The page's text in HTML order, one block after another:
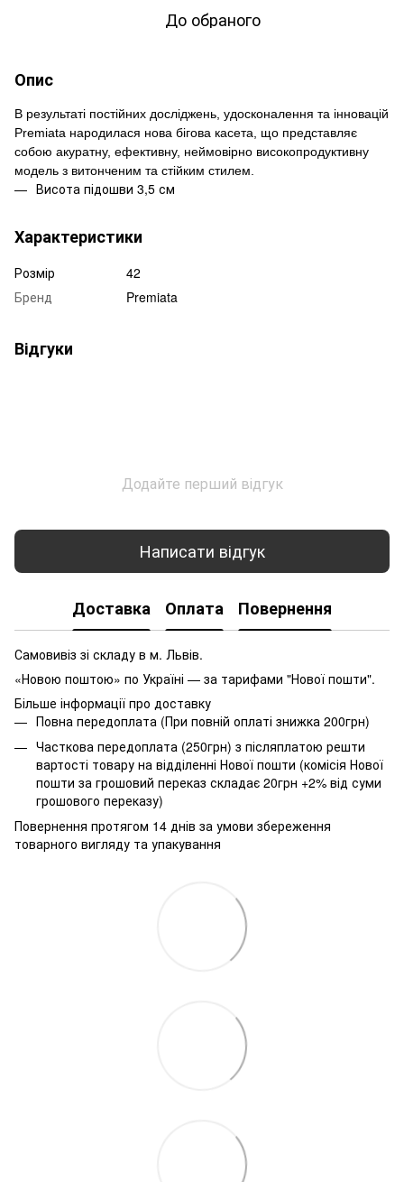
До обраного
Опис
В результаті постійних досліджень, удосконалення та інновацій
Premiata народилася нова бігова касета, що представляє
собою акуратну, ефективну, неймовірно високопродуктивну
модель з витонченим та стійким стилем.
Висота підошви 3,5 см
Характеристики
Розмір
42
Бренд
Premiata
Відгуки
Додайте перший відгук
Написати відгук
Доставка Оплата Повернення
Самовивіз зі складу в м. Львів.
«Новою поштою» по Україні — за тарифами "Нової пошти".
Більше інформації про доставку
Повна передоплата (При повній оплаті знижка 200грн)
Часткова передоплата (250грн) з післяплатою решти
вартості товару на відділенні Нової пошти (комісія Нової
пошти за грошовий переказ складає 20грн +2% від суми
грошового переказу)
Повернення протягом 14 днів за умови збереження
товарного вигляду та упакування